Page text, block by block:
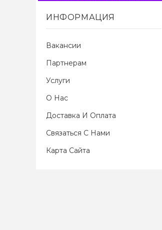
ИНФОРМАЦИЯ
Вакансии
Партнерам
Услуги
О Нас
Доставка И Оплата
Связаться С Нами
Карта Сайта